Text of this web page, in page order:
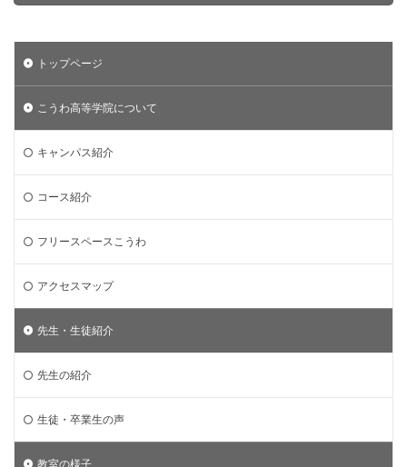
トップページ
こうわ高等学院について
キャンパス紹介
コース紹介
フリースペースこうわ
アクセスマップ
先生・生徒紹介
先生の紹介
生徒・卒業生の声
教室の様子